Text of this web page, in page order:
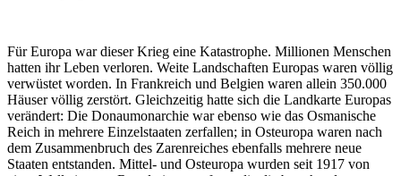
Für Europa war dieser Krieg eine Katastrophe. Millionen Menschen
hatten ihr Leben verloren. Weite Landschaften Europas waren völlig
verwüstet worden. In Frankreich und Belgien waren allein 350.000
Häuser völlig zerstört. Gleichzeitig hatte sich die Landkarte Europas
verändert: Die Donaumonarchie war ebenso wie das Osmanische
Reich in mehrere Einzelstaaten zerfallen; in Osteuropa waren nach
dem Zusammenbruch des Zarenreiches ebenfalls mehrere neue
Staaten entstanden. Mittel- und Osteuropa wurden seit 1917 von